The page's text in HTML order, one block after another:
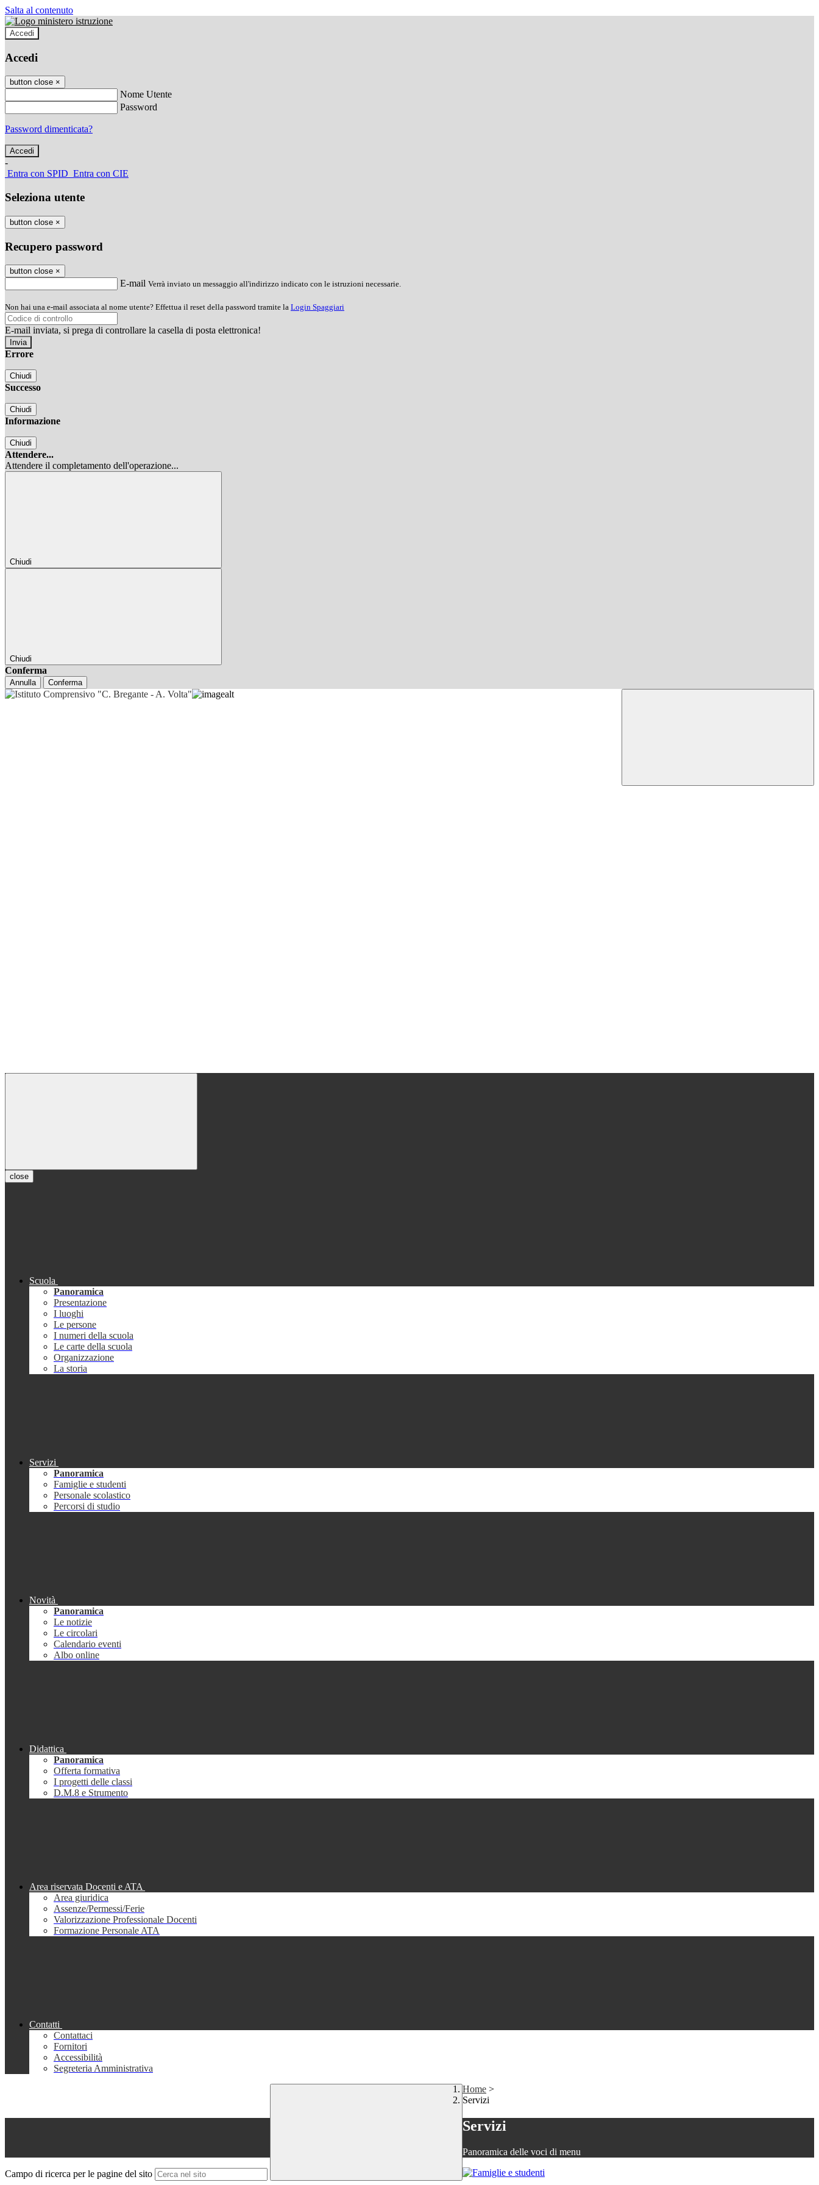
Salta al contenuto
Accedi
Accedi
button close ×
Nome Utente
Password
Password dimenticata?
-
Entra con SPID Entra con CIE
Seleziona utente
button close ×
Recupero password
button close ×
E-mail Verrà inviato un messaggio all'indirizzo indicato con le istruzioni necessarie.
Non hai una e-mail associata al nome utente? Effettua il reset della password tramite la Login Spaggiari
E-mail inviata, si prega di controllare la casella di posta elettronica!
Errore
Chiudi
Successo
Chiudi
Informazione
Chiudi
Attendere...
Attendere il completamento dell'operazione...
Chiudi
Chiudi
Conferma
Annulla Conferma
close
Scuola
Panoramica
Presentazione
I luoghi
Le persone
I numeri della scuola
Le carte della scuola
Organizzazione
La storia
Servizi
Panoramica
Famiglie e studenti
Personale scolastico
Percorsi di studio
Novità
Panoramica
Le notizie
Le circolari
Calendario eventi
Albo online
Didattica
Panoramica
Offerta formativa
I progetti delle classi
D.M.8 e Strumento
Area riservata Docenti e ATA
Area giuridica
Assenze/Permessi/Ferie
Valorizzazione Professionale Docenti
Formazione Personale ATA
Contatti
Contattaci
Fornitori
Accessibilità
Segreteria Amministrativa
Campo di ricerca per le pagine del sito
Home >
Servizi
Servizi
Panoramica delle voci di menu